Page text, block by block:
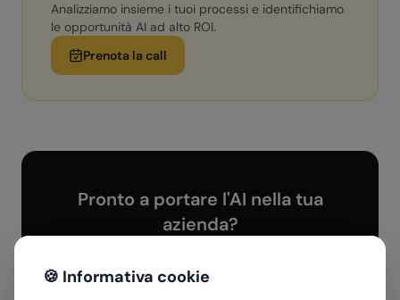
🍪 Informativa cookie
Analizziamo insieme i tuoi processi e identifichiamo
le opportunità AI ad alto ROI.
Prenota la call
Pronto a portare l'AI nella tua
azienda?
impegno: capiamo insieme dove l'AI può fare la
differenza per te.